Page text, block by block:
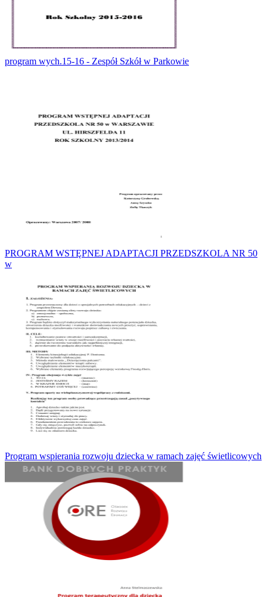
program wych.15-16 - Zespół Szkół w Parkowie
PROGRAM WSTĘPNEJ ADAPTACJI PRZEDSZKOLA NR 50
w
Program wspierania rozwoju dziecka w ramach zajęć świetlicowych